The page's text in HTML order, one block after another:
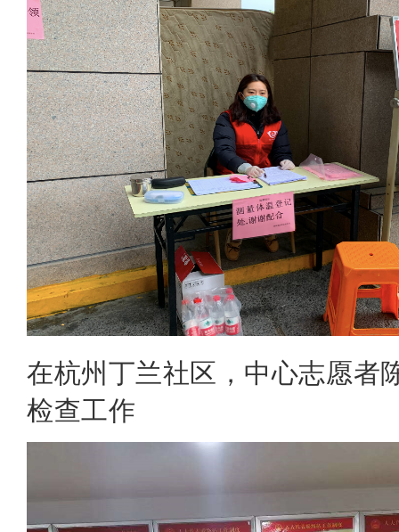
在杭州丁兰社区，中心志愿者
检查工作